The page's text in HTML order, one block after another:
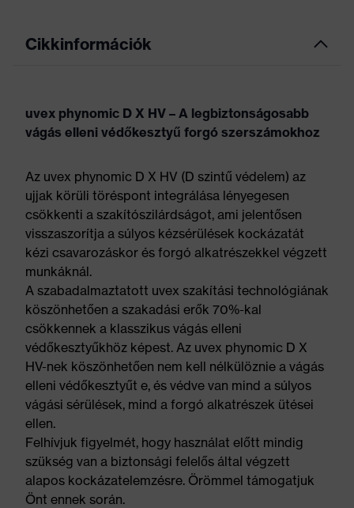
Cikkinformációk
uvex phynomic D X HV – A legbiztonságosabb
vágás elleni védőkesztyű forgó szerszámokhoz
Az uvex phynomic D X HV (D szintű védelem) az
ujjak körüli töréspont integrálása lényegesen
csökkenti a szakítószilárdságot, ami jelentősen
visszaszorítja a súlyos kézsérülések kockázatát
kézi csavarozáskor és forgó alkatrészekkel végzett
munkáknál.
A szabadalmaztatott uvex szakítási technológiának
köszönhetően a szakadási erők 70%-kal
csökkennek a klasszikus vágás elleni
védőkesztyűkhöz képest. Az uvex phynomic D X
HV-nek köszönhetően nem kell nélkülöznie a vágás
elleni védőkesztyűt e, és védve van mind a súlyos
vágási sérülések, mind a forgó alkatrészek ütései
ellen.
Felhívjuk figyelmét, hogy használat előtt mindig
szükség van a biztonsági felelős által végzett
alapos kockázatelemzésre. Örömmel támogatjuk
Önt ennek során.